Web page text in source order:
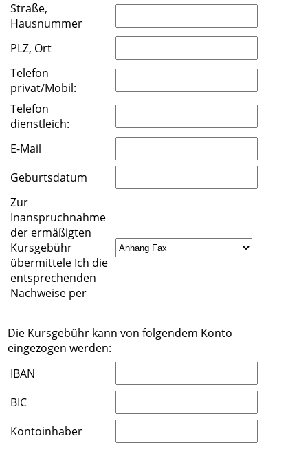
Straße,
Hausnummer
PLZ, Ort
Telefon
privat/Mobil:
Telefon
dienstleich:
E-Mail
Geburtsdatum
Zur
Inanspruchnahme
der ermäßigten
Kursgebühr
übermittele Ich die
entsprechenden
Nachweise per
Die Kursgebühr kann von folgendem Konto
eingezogen werden:
IBAN
BIC
Kontoinhaber